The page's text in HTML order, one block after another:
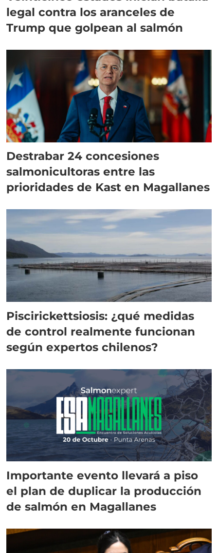
legal contra los aranceles de
Trump que golpean al salmón
Destrabar 24 concesiones
salmonicultoras entre las
prioridades de Kast en Magallanes
Piscirickettsiosis: ¿qué medidas
de control realmente funcionan
según expertos chilenos?
Importante evento llevará a piso
el plan de duplicar la producción
de salmón en Magallanes